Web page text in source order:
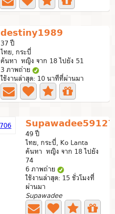
destiny1989
37 ปี
ไทย, กระบี่
ค้นหา หญิง จาก 18 ไปยัง 51
3 ภาพถ่าย
ใช้งานล่าสุด: 10 นาทีที่ผ่านมา
49 ปี
ไทย, กระบี่, Ko Lanta
ค้นหา หญิง จาก 18 ไปยัง
74
6 ภาพถ่าย
ใช้งานล่าสุด: 15 ชั่วโมงที่
ผ่านมา
Supawadee